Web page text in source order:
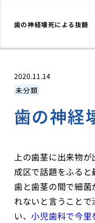
歯の神経壊死による抜髄
2020.11.14
未分類
歯の神経
上の歯茎に出来物
成区で話題をふる
歯と歯茎の間で細
れないと言うこと
い、小児歯科で今里